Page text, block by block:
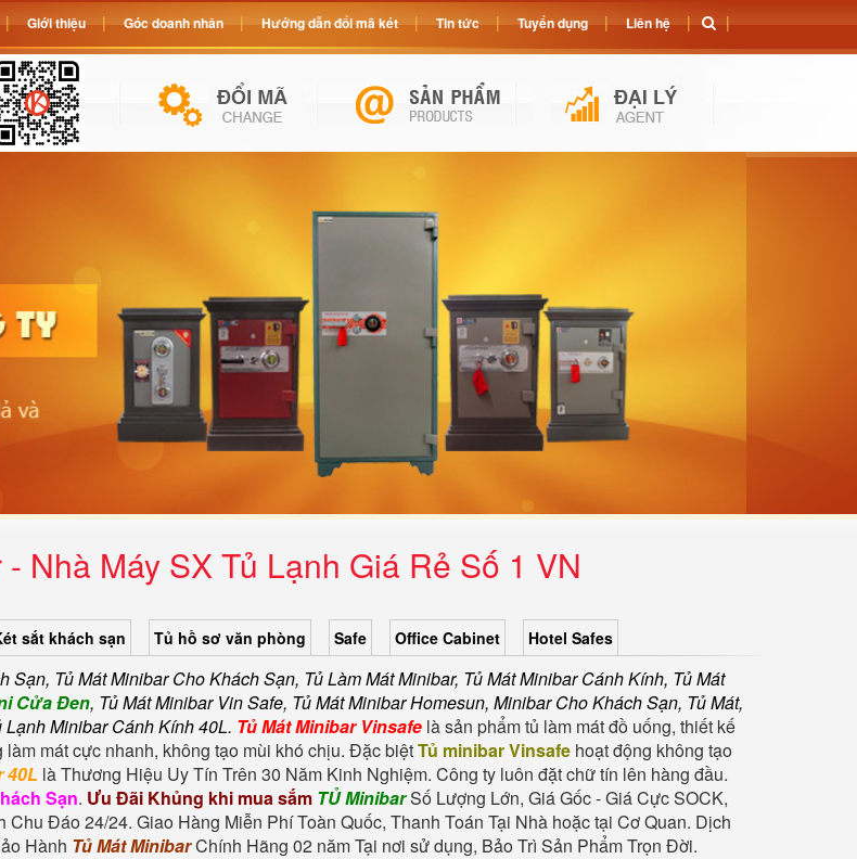
Nhà Máy SX Tủ Lạnh Giá Rẻ Số 1 VN
sắt khách sạn Tủ hồ sơ văn phòng Safe Office Cabinet Hotel Safes
Sạn, Tủ Mát Minibar Cho Khách Sạn, Tủ Làm Mát Minibar, Tủ Mát Minibar Cánh Kính, Tủ Mát
Cửa Đen, Tủ Mát Minibar Vin Safe, Tủ Mát Minibar Homesun, Minibar Cho Khách Sạn, Tủ Mát,
Minibar Cánh Kính 40L. Tủ Mát Minibar Vinsafe là sản phẩm tủ làm mát đồ uống, thiết kế
mát cực nhanh, không tạo mùi khó chịu. Đặc biệtTủ minibar Vinsafe hoạt động không tạo
40L là Thương Hiệu Uy Tín Trên 30 Năm Kinh Nghiệm. Công ty luôn đặt chữ tín lên hàng đầu.
Sạn. Ưu Đãi Khủng khi mua sắm TỦ MinibarSố Lượng Lớn, Giá Gốc - Giá Cực SOCK,
Đáo 24/24. Giao Hàng Miễn Phí Toàn Quốc, Thanh Toán Tại Nhà hoặc tại Cơ Quan. Dịch
Hành Tủ Mát MinibarChính Hãng 02 năm Tại nơi sử dụng, Bảo Trì Sản Phẩm Trọn Đời.
Giới thiệu Góc doanh nhân Hướng dẫn đổi mã két Tin tức Tuyển dụng Liên hệ